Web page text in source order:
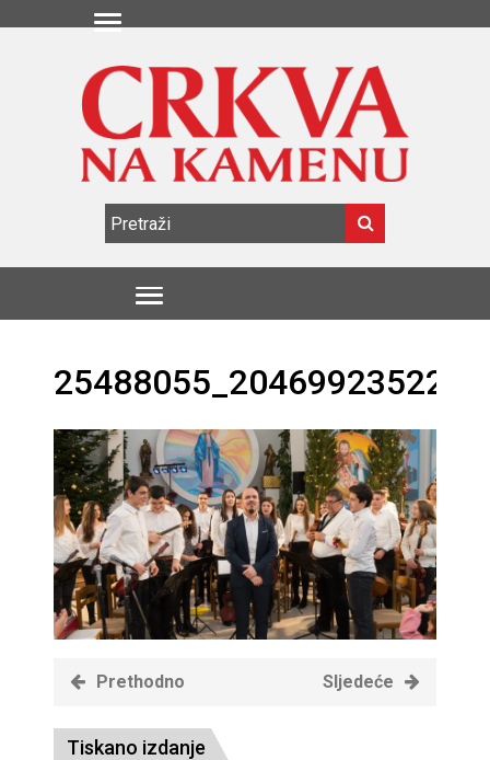
Prethodno Sljedeće
Tiskano izdanje